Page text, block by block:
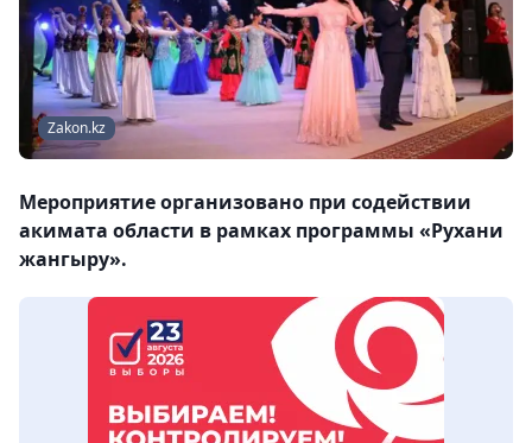
Zakon.kz
Мероприятие организовано при содействии
акимата области в рамках программы «Рухани
жангыру».